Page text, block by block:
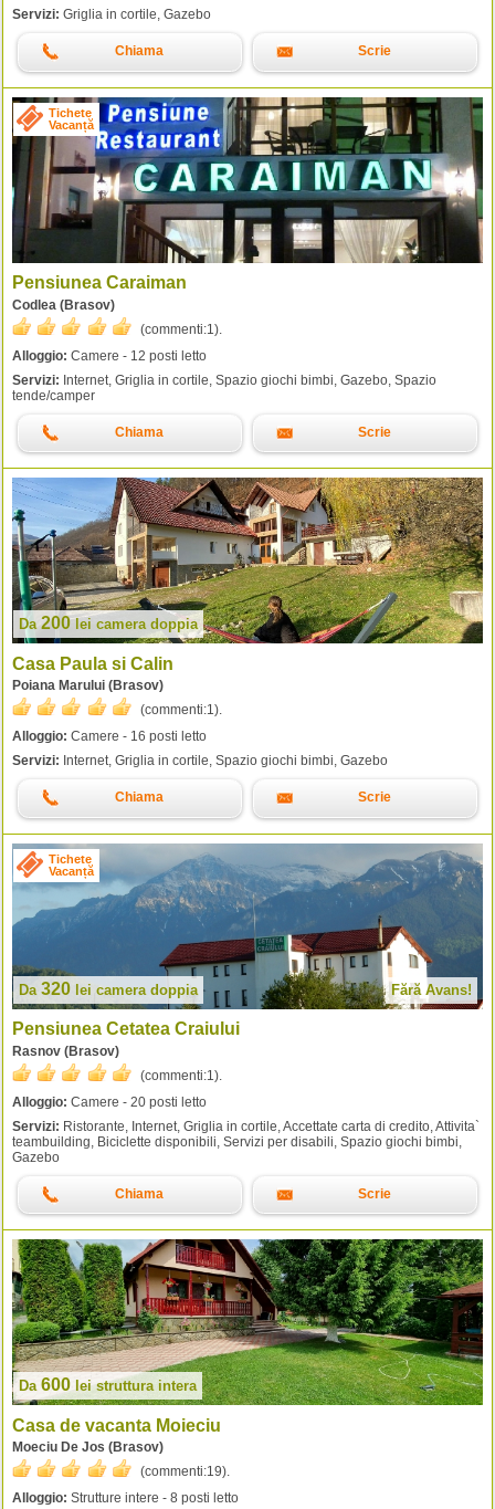
Servizi: Griglia in cortile, Gazebo
Chiama Scrie
Tichete
Vacanță
Pensiunea Caraiman
Codlea (Brasov)
(commenti:1 ).
Alloggio: Camere - 12 posti letto
Servizi: Internet, Griglia in cortile, Spazio giochi bimbi, Gazebo, Spazio
tende/camper
Chiama Scrie
Da 200lei camera doppia
Casa Paula si Calin
Poiana Marului (Brasov)
(commenti:1).
Alloggio: Camere - 16 posti letto
Servizi: Internet, Griglia in cortile, Spazio giochi bimbi, Gazebo
Chiama Scrie
Tichete
Vacanță
Da 320 lei camera doppia Fără Avans!
Pensiunea Cetatea Craiului
Rasnov (Brasov)
(commenti:1).
Alloggio: Camere - 20 posti letto
Servizi: Ristorante, Internet, Griglia in cortile, Accettate carta di credito, Attivita`
teambuilding, Biciclette disponibili, Servizi per disabili, Spazio giochi bimbi,
Gazebo
Chiama Scrie
Da 600 leistruttura intera
Casa de vacanta Moieciu
Moeciu De Jos (Brasov)
(commenti:19).
Alloggio: Strutture intere - 8 posti letto